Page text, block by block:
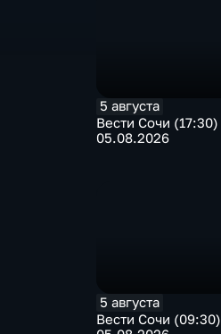
5 августа
Вести Сочи (17:30)
05.08.2026
5 августа
Вести Сочи (09:30)